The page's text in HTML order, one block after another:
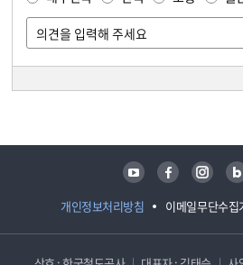
개인정보처리방침 이메일무단수집
유튜브 페이스북 인스타그램 블로그